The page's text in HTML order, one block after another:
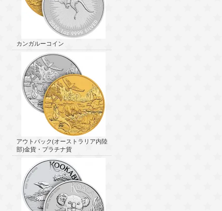
カンガルーコイン
アウトバック(オーストラリア内陸
部)金貨・プラチナ貨